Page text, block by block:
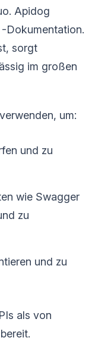
Apidog
Dokumentation.
sorgt
im großen
um:
und zu
wie Swagger
zu
und zu
als von